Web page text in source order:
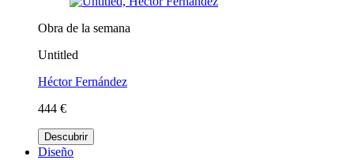
Obra de la semana
Untitled
Héctor Fernández
444 €
Descubrir
Diseño